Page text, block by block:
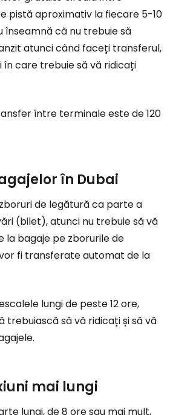
pistă aproximativ la fiecare 5-10
înseamnă că nu trebuie să
atunci când faceți transferul,
în care trebuie să vă ridicați
între terminale este de 120
în Dubai
de legătură ca parte a
(bilet), atunci nu trebuie să vă
la bagaje pe zborurile de
fi transferate automat de la
lungi de peste 12 ore,
trebuiască să vă ridicați și să vă
mai lungi
lungi, de 8 ore sau mai mult,